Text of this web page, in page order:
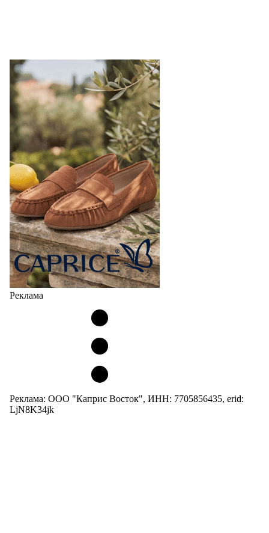
Реклама
Реклама: ООО "Каприс Восток", ИНН: 7705856435, erid:
LjN8K34jk